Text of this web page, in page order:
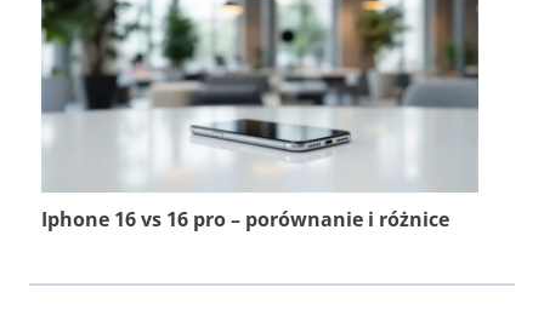
Iphone 16 vs 16 pro – porównanie i różnice